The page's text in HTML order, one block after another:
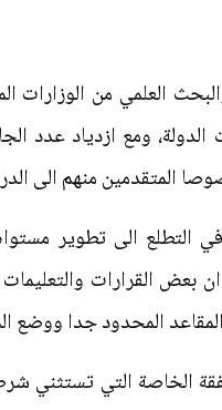
العلمي من الوزارات
ومع ازدياد عدد
المتقدمين منهم الى
التطلع الى تطوير
ان بعض القرارات
جدا ووضع المعدل 65% وتحديد العمر بـ 45 سنة
الخاصة التي تستثني